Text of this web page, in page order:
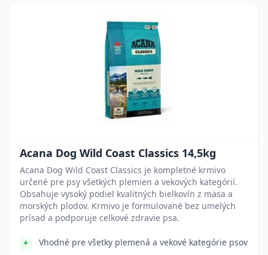
Acana Dog Wild Coast Classics 14,5kg
Acana Dog Wild Coast Classics je kompletné krmivo
určené pre psy všetkých plemien a vekových kategórií.
Obsahuje vysoký podiel kvalitných bielkovín z mäsa a
morských plodov. Krmivo je formulované bez umelých
prísad a podporuje celkové zdravie psa.
Vhodné pre všetky plemená a vekové kategórie psov